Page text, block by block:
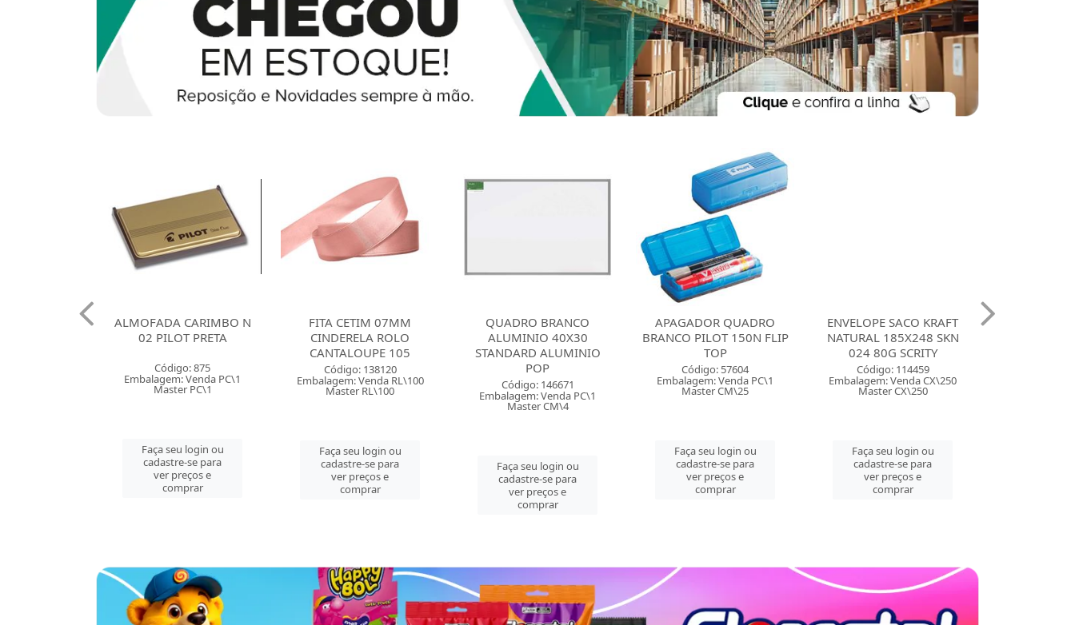
ALMOFADA CARIMBO N
02 PILOT PRETA
Código: 875
Embalagem: Venda PC\1
Master PC\1
Faça seu login ou
cadastre-se para
ver preços e
comprar
FITA CETIM 07MM
CINDERELA ROLO
CANTALOUPE 105
Código: 138120
Embalagem: Venda RL\100
Master RL\100
Faça seu login ou
cadastre-se para
ver preços e
comprar
QUADRO BRANCO
ALUMINIO 40X30
STANDARD ALUMINIO
POP
Código: 146671
Embalagem: Venda PC\1
Master CM\4
Faça seu login ou
cadastre-se para
ver preços e
comprar
APAGADOR QUADRO
BRANCO PILOT 150N FLIP
TOP
Código: 57604
Embalagem: Venda PC\1
Master CM\25
Faça seu login ou
cadastre-se para
ver preços e
comprar
ENVELOPE SACO KRAFT
NATURAL 185X248 SKN
024 80G SCRITY
Código: 114459
Embalagem: Venda CX\250
Master CX\250
Faça seu login ou
cadastre-se para
ver preços e
comprar